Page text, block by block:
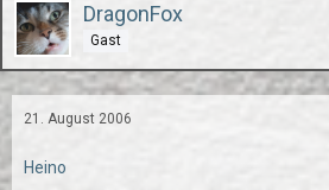
DragonFox
Gast
21. August 2006
Heino